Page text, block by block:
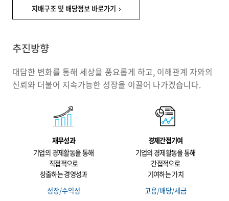
지배구조 및 배당정보 바로가기
추진방향
대담한 변화를 통해 세상을 풍요롭게 하고, 이해관계 자와의
신뢰와 더불어 지속가능한 성장을 이끌어 나가겠습니다.
재무성과
기업의 경제활동을 통해
직접적으로
창출하는 경영성과
성장/수익성
경제간접기여
기업의 경제활동을 통해
간접적으로
기여하는 가치
고용/배당/세금